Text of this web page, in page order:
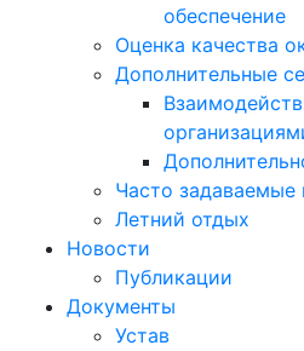
обеспечение
Оценка качества
Дополнительные
Часто задаваемые
Летний отдых
Новости
Публикации
Документы
Устав